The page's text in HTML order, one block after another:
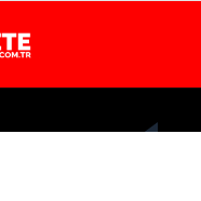
24.5
İSTANBUL